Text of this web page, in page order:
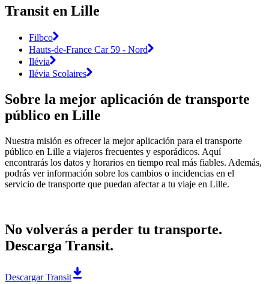
Transit en Lille
Filbco
Hauts-de-France Car 59 - Nord
Ilévia
Ilévia Scolaires
Sobre la mejor aplicación de transporte
público en Lille
Nuestra misión es ofrecer la mejor aplicación para el transporte
público en Lille a viajeros frecuentes y esporádicos. Aquí
encontrarás los datos y horarios en tiempo real más fiables. Además,
podrás ver información sobre los cambios o incidencias en el
servicio de transporte que puedan afectar a tu viaje en Lille.
No volverás a perder tu transporte.
Descarga Transit.
Descargar Transit